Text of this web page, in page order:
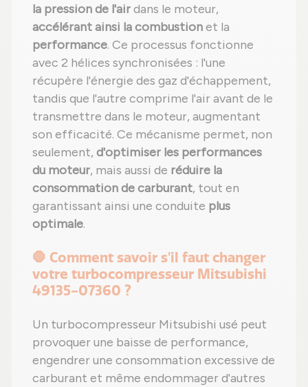
la pression de l'airdans le moteur,
accélérant ainsi la combustionet la
performance. Ce processus fonctionne
avec 2 hélices synchronisées : l'une
récupère l'énergie des gaz d'échappement,
tandis que l'autre comprime l'air avant de le
transmettre dans le moteur, augmentant
son efficacité. Ce mécanisme permet, non
seulement, d'optimiser les performances
du moteur, mais aussi de réduire la
consommation de carburant, tout en
garantissant ainsi une conduite plus
optimale.
🛑 Comment savoir s'il faut changer
votre turbocompresseur Mitsubishi
49135-07360 ?
Un turbocompresseur Mitsubishi usé peut
provoquer une baisse de performance,
engendrer une consommation excessive de
carburant et même endommager d'autres